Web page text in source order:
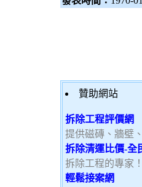
贊助網站
拆除工程評價網
提供磁磚、牆壁
拆除清運比價-全
拆除工程的專家
輕鬆接案網